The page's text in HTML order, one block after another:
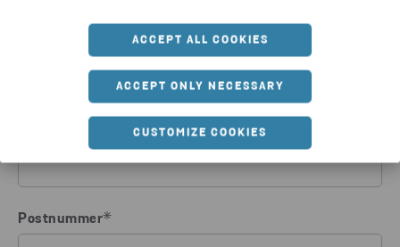
ACCEPT ALL COOKIES
ACCEPT ONLY NECESSARY
CUSTOMIZE COOKIES
Postnummer*